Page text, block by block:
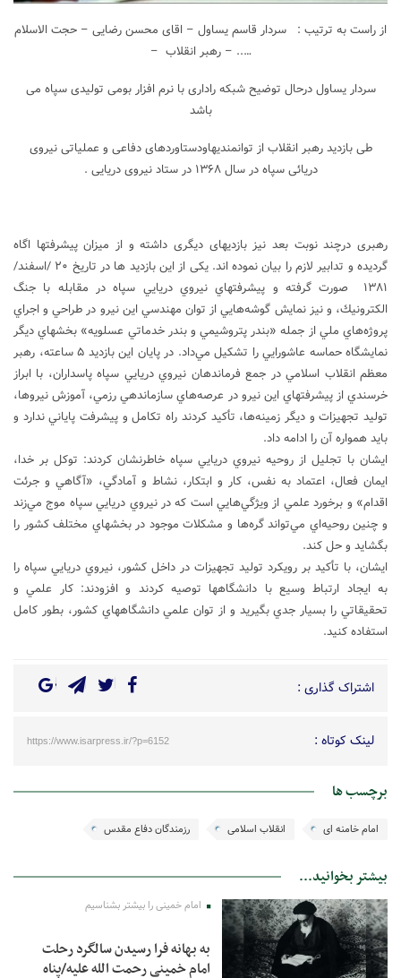
از راست به ترتیب : سردار قاسم یساول – اقای محسن رضایی – حجت الاسلام
….. – رهبر انقلاب –
سردار یساول درحال توضیح شبکه راداری با نرم افزار بومی تولیدی سپاه می
باشد
طی بازدید رهبر انقلاب از توانمندیهاودستاوردهای دفاعی و عملیاتی نیروی
دریائی سپاه در سال ۱۳۶۸ در ستاد نیروی دریایی .
رهبری درچند نوبت بعد نیز بازدیهای دیگری داشته و از میزان پیشرفتها اگاه
گردیده و تدابیر لازم را بیان نموده اند. یکی از این بازدید ها در تاریخ ۲۰ /اسفند/
۱۳۸۱ صورت گرفته و پيشرفتهاي‌ نيروي‌ دريايي‌ سپاه‌ در مقابله‌ با جنگ‌
الكترونيك‌، و نيز نمايش‌ گوشه‌هايي‌ از توان‌ مهندسي‌ اين‌ نيرو در طراحي‌ و اجراي‌
پروژه‌هاي‌ ملي‌ از جمله‌ «بندر پتروشيمي‌ و بندر خدماتي‌ عسلويه‌» بخشهاي‌ ديگر
نمايشگاه‌ حماسه‌ عاشورايي‌ را تشكيل‌ مي‌داد. در پايان‌ اين‌ بازديد ۵ ساعته‌، رهبر
معظم‌ انقلاب‌ اسلامي‌ در جمع‌ فرماندهان‌ نيروي‌ دريايي‌ سپاه‌ پاسداران‌، با ابراز
خرسندي‌ از پيشرفتهاي‌ اين‌ نيرو در عرصه‌هاي‌ سازماندهي‌ رزمي‌، آموزش‌ نيروها،
توليد تجهيزات‌ و ديگر زمينه‌ها، تأكيد كردند راه‌ تكامل‌ و پيشرفت‌ پاياني‌ ندارد و
بايد همواره‌ آن‌ را ادامه‌ داد.
ايشان‌ با تجليل‌ از روحيه‌ نيروي‌ دريايي‌ سپاه‌ خاطرنشان‌ كردند: توكل‌ بر خدا،
ايمان‌ فعال‌، اعتماد به‌ نفس‌، كار و ابتكار، نشاط و آمادگي‌، «آگاهي‌ و جرئت‌
اقدام‌» و برخورد علمي‌ از ويژگي‌هايي‌ است‌ كه‌ در نيروي‌ دريايي‌ سپاه‌ موج‌ مي‌زند
و چنين‌ روحيه‌اي‌ مي‌تواند گره‌ها و مشكلات‌ موجود در بخشهاي‌ مختلف‌ كشور را
بگشايد و حل‌ كند.
ايشان‌، با تأكيد بر رويكرد توليد تجهيزات‌ در داخل‌ كشور، نيروي‌ دريايي‌ سپاه‌ را
به‌ ايجاد ارتباط وسيع‌ با دانشگاهها توصيه‌ كردند و افزودند: كار علمي‌ و
تحقيقاتي‌ را بسيار جدي‌ بگيريد و از توان‌ علمي‌ دانشگاههاي‌ كشور، بطور كامل‌
استفاده‌ كنيد.
اشتراک گذاری :
لینک کوتاه : https://www.isarpress.ir/?p=6152
برچسب ها
امام خامنه ای انقلاب اسلامی رزمندگان دفاع مقدس
بیشتر بخوانید...
امام خمینی را بیشتر بشناسیم
به بهانه فرا رسیدن سالگرد رحلت
امام خمینی رحمت الله علیه/پناه